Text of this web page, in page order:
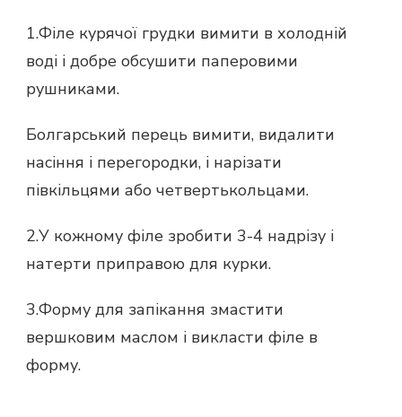
1.Філе курячої грудки вимити в холодній
воді і добре обсушити паперовими
рушниками.
Болгарський перець вимити, видалити
насіння і перегородки, і нарізати
півкільцями або четвертькольцами.
2.У кожному філе зробити 3-4 надрізу і
натерти приправою для курки.
3.Форму для запікання змастити
вершковим маслом і викласти філе в
форму.